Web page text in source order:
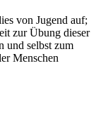
von Jugend auf;
zur Übung dieser
und selbst zum
Menschen